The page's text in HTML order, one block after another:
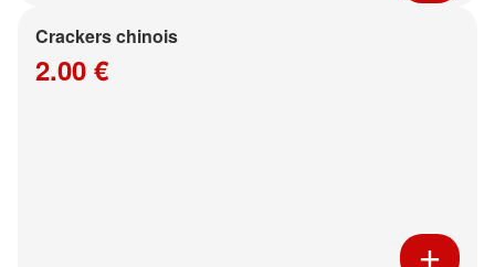
Crackers chinois
2.00 €